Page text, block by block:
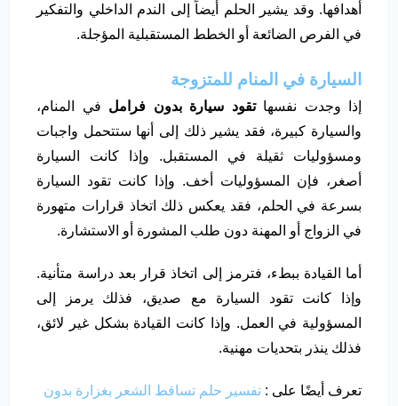
أهدافها. وقد يشير الحلم أيضاً إلى الندم الداخلي والتفكير
في الفرص الضائعة أو الخطط المستقبلية المؤجلة.
السيارة في المنام للمتزوجة
إذا وجدت نفسهاتقود سيارة بدون فرامل في المنام،
والسيارة كبيرة، فقد يشير ذلك إلى أنها ستتحمل واجبات
ومسؤوليات ثقيلة في المستقبل. وإذا كانت السيارة
أصغر، فإن المسؤوليات أخف. وإذا كانت تقود السيارة
بسرعة في الحلم، فقد يعكس ذلك اتخاذ قرارات متهورة
في الزواج أو المهنة دون طلب المشورة أو الاستشارة.
أما القيادة ببطء، فترمز إلى اتخاذ قرار بعد دراسة متأنية.
وإذا كانت تقود السيارة مع صديق، فذلك يرمز إلى
المسؤولية في العمل. وإذا كانت القيادة بشكل غير لائق،
فذلك ينذر بتحديات مهنية.
تعرف أيضًا على : تفسير حلم تساقط الشعر بغزارة بدون